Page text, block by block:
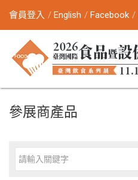
會員登入 English Facebook
參展商產品